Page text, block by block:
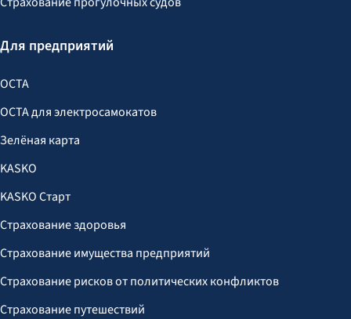
Для предприятий
OCTA
OCTA для электросамокатов
Зелёная карта
KASKO
KASKO Старт
Страхование здоровья
Страхование имущества предприятий
Страхование рисков от политических конфликтов
Страхование путешествий